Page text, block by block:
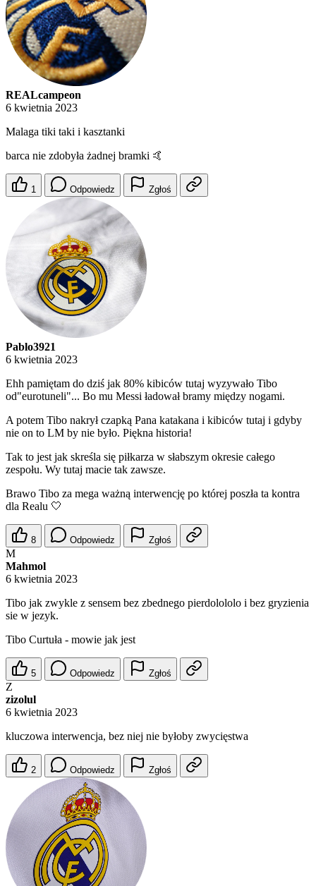
REALcampeon
6 kwietnia 2023
Malaga tiki taki i kasztanki
barca nie zdobyła żadnej bramki 🤙
1 Odpowiedz Zgłoś
Pablo3921
6 kwietnia 2023
Ehh pamiętam do dziś jak 80% kibiców tutaj wyzywało Tibo
od"eurotuneli"... Bo mu Messi ładował bramy między nogami.
A potem Tibo nakrył czapką Pana katakana i kibiców tutaj i gdyby
nie on to LM by nie było. Piękna historia!
Tak to jest jak skreśla się piłkarza w słabszym okresie całego
zespołu. Wy tutaj macie tak zawsze.
Brawo Tibo za mega ważną interwencję po której poszła ta kontra
dla Realu 🤍
8 Odpowiedz Zgłoś
M
Mahmol
6 kwietnia 2023
Tibo jak zwykle z sensem bez zbednego pierdolololo i bez gryzienia
sie w jezyk.
Tibo Curtuła - mowie jak jest
5 Odpowiedz Zgłoś
Z
zizolul
6 kwietnia 2023
kluczowa interwencja, bez niej nie byłoby zwycięstwa
2 Odpowiedz Zgłoś